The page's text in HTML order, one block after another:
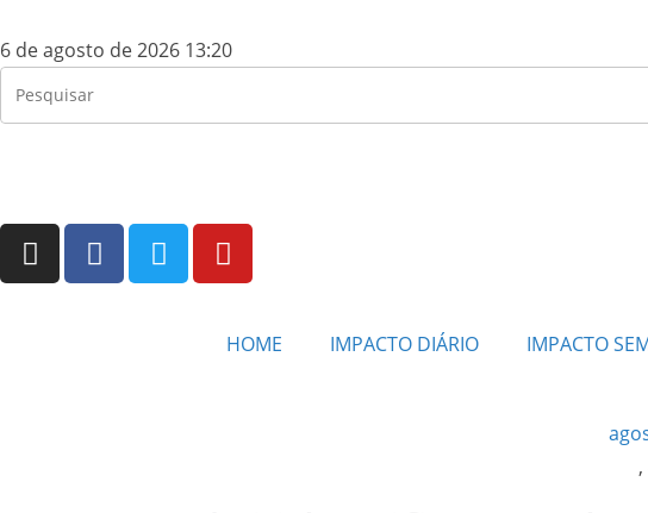
6 de agosto de 2026 13:20
HOME IMPACTO DIÁRIO IMPACTO
,